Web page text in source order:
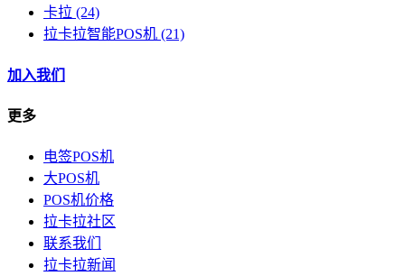
卡拉 (24)
拉卡拉智能POS机 (21)
加入我们
更多
电签POS机
大POS机
POS机价格
拉卡拉社区
联系我们
拉卡拉新闻